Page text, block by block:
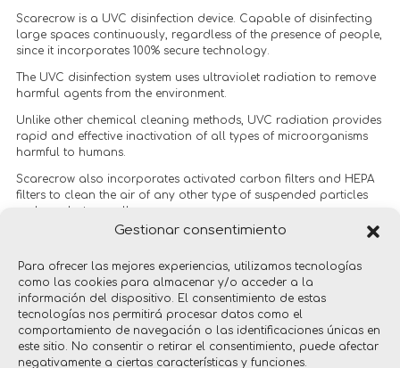
Gestionar consentimiento
Para ofrecer las mejores experiencias, utilizamos tecnologías
como las cookies para almacenar y/o acceder a la
información del dispositivo. El consentimiento de estas
tecnologías nos permitirá procesar datos como el
comportamiento de navegación o las identificaciones únicas en
este sitio. No consentir o retirar el consentimiento, puede afectar
negativamente a ciertas características y funciones.
Scarecrow is a UVC disinfection device. Capable of disinfecting
large spaces continuously, regardless of the presence of people,
since it incorporates 100% secure technology.
The UVC disinfection system uses ultraviolet radiation to remove
harmful agents from the environment.
Unlike other chemical cleaning methods, UVC radiation provides
rapid and effective inactivation of all types of microorganisms
harmful to humans.
Scarecrow also incorporates activated carbon filters and HEPA
filters to clean the air of any other type of suspended particles
such as dust or pollen.
+info: www.wizard-technology.com